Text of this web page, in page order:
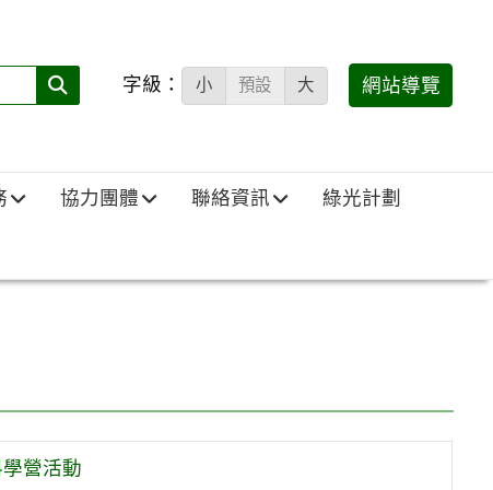
搜
填)：
字級： 小 預設 大 網站導覽
協力團體 聯絡資訊 綠光計劃
營活動